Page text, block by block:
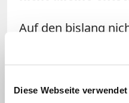
Diese Webseite
Auf den bislang
Inhalt des
allein der Papst